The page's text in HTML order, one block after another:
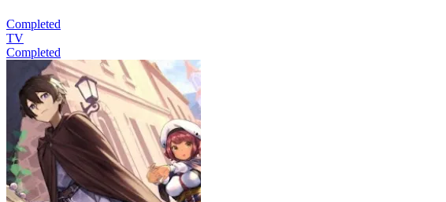
Completed
TV
Completed